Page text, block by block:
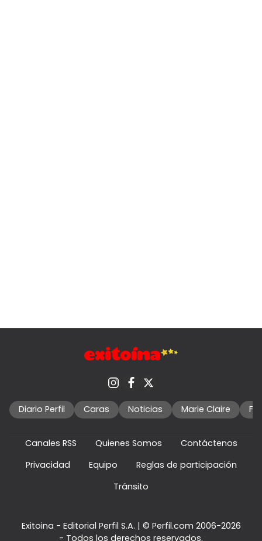
Diario Perfil Caras Noticias Marie Claire
Canales RSS Quienes Somos
Contáctenos
Privacidad
Equipo
Reglas de participación
Tránsito
Exitoina - Editorial Perfil S.A. | © Perfil.com 2006-2026
- Todos los derechos reservados.